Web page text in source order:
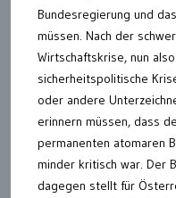
Bundesregierung und
müssen. Nach der
Wirtschaftskrise, nun
sicherheitspolitische
oder andere
erinnern müssen, dass
permanenten atomaren
minder kritisch war. Der
dagegen stellt für